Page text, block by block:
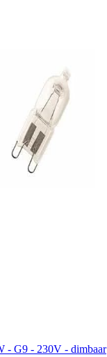
- G9 - 230V - dimbaar